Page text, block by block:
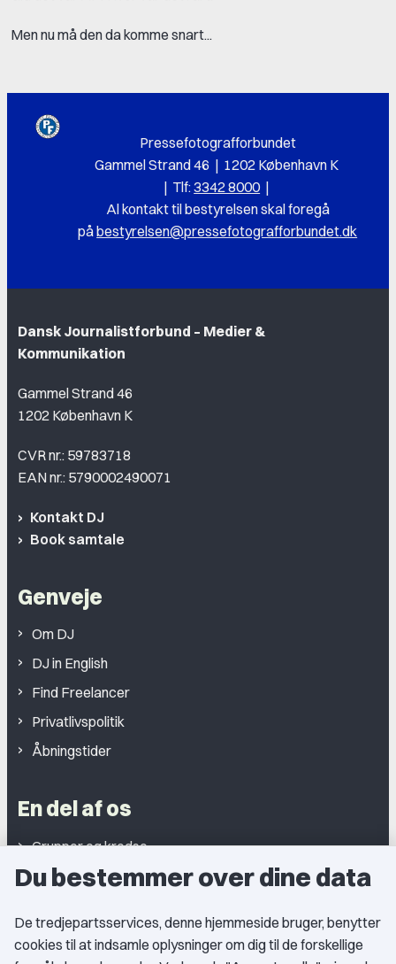
Men nu må den da komme snart...
Pressefotografforbundet
Gammel Strand 46 | 1202 København K
| Tlf:3342 8000|
Al kontakt til bestyrelsen skal foregå
påbestyrelsen@pressefotografforbundet.dk
Dansk Journalistforbund – Medier &
Kommunikation
Gammel Strand 46
1202 København K
CVR nr.: 59783718
EAN nr.: 5790002490071
Kontakt DJ
Book samtale
Genveje
Om DJ
DJ in English
Find Freelancer
Privatlivspolitik
Åbningstider
En del af os
Grupper og kredse
Studentergrupper
Du bestemmer over dine data
De tredjepartsservices, denne hjemmeside bruger, benytter
cookies til at indsamle oplysninger om dig til de forskellige